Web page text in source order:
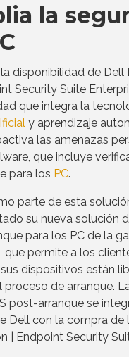
la
disponibilidad de Dell
Security Suite
que integra la
y aprendizaje
las amenazas
que incluye
para los PC.
parte de esta
su nueva solución
para los PC de la
que permite a los
dispositivos están
de arranque.
post-arranque se
Dell con la compra de
| Endpoint Security